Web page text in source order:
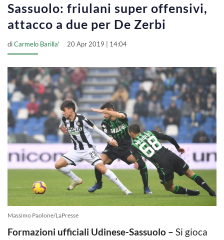
Sassuolo: friulani super offensivi,
attacco a due per De Zerbi
diCarmelo Barilla' 20 Apr 2019 | 14:04
Massimo Paolone/LaPresse
Formazioni ufficiali Udinese-Sassuolo – Si gioca